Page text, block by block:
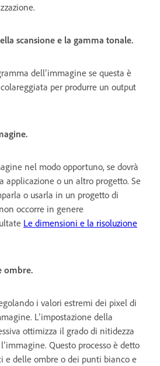
scansione e la gamma tonale.
dell’immagine se questa è
per produrre un output
nel modo opportuno, se dovrà
applicazione o un altro progetto. Se
o usarla in un progetto di
occorre in genere
Le dimensioni e la risoluzione
ombre.
i valori estremi dei pixel di
L’impostazione della
ottimizza il grado di nitidezza
Questo processo è detto
e delle ombre o dei punti bianco e